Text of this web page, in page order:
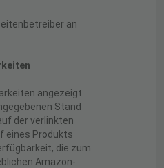
an
angezeigt
Stand
der verlinkten
eines Produkts
die zum
Amazon-